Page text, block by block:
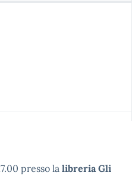
presso la libreria Gli